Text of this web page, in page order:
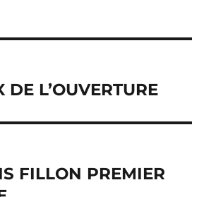
DE L’OUVERTURE
FILLON PREMIER